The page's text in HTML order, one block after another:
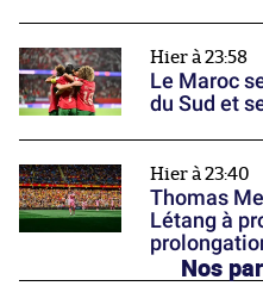
Hier à 23:58
Le Maroc
du Sud et
Hier à 23:40
Thomas
Létang à
Nos